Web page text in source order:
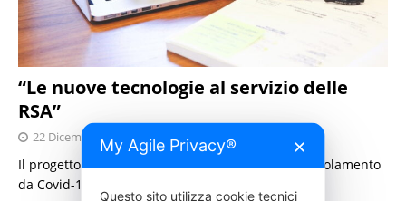
“Le nuove tecnologie al servizio delle
RSA”
22 Dicembre 2020 Press Italia
Il progetto di Fondazione Onda per combattere l’isolamento
da Covid-19.
My Agile Privacy® ✕
Questo sito utilizza cookie tecnici